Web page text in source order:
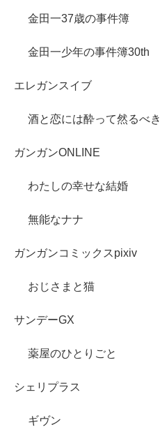
金田一37歳の事件簿
金田一少年の事件簿30th
エレガンスイブ
酒と恋には酔って然るべき
ガンガンONLINE
わたしの幸せな結婚
無能なナナ
ガンガンコミックスpixiv
おじさまと猫
サンデーGX
薬屋のひとりごと
シェリプラス
ギヴン